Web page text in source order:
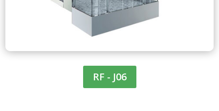
RF - J06